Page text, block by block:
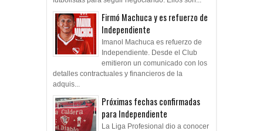
Firmó Machuca y es refuerzo de
Independiente
Imanol Machuca es refuerzo de
Independiente. Desde el Club
emitieron un comunicado con los
detalles contractuales y financieros de la
adquis...
Próximas fechas confirmadas
para Independiente
La Liga Profesional dio a conocer